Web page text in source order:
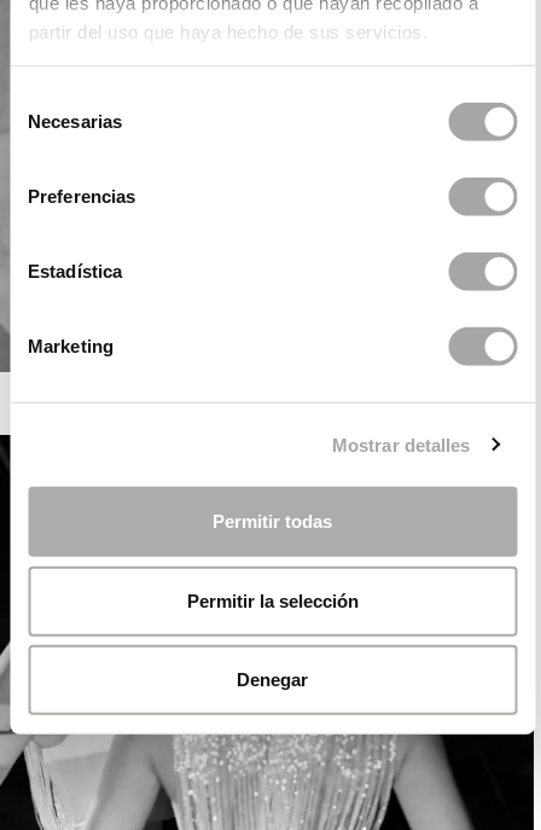
partir del uso que haya hecho de sus servicios.
Necesarias
Preferencias
Estadística
Marketing
Mostrar detalles
Permitir todas
Permitir la selección
Denegar